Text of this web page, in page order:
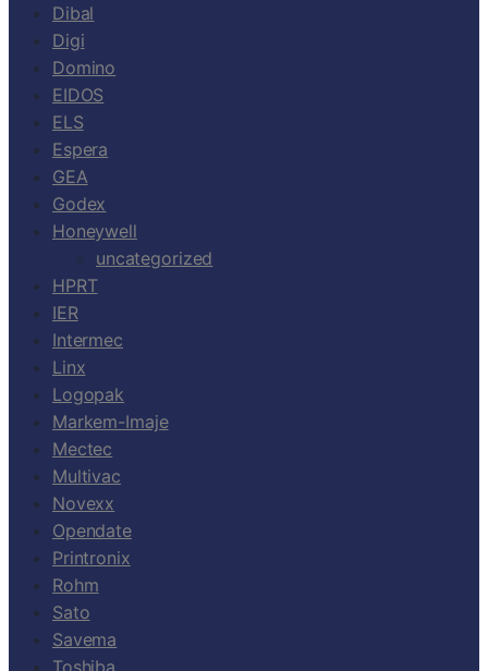
Dibal
Digi
Domino
EIDOS
ELS
Espera
GEA
Godex
Honeywell
uncategorized
HPRT
IER
Intermec
Linx
Logopak
Markem-Imaje
Mectec
Multivac
Novexx
Opendate
Printronix
Rohm
Sato
Savema
Toshiba